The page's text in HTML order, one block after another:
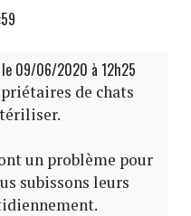
le 09/06/2020 à 12h25
de chats
un problème pour
subissons leurs